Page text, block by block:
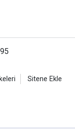
Sitene Ekle